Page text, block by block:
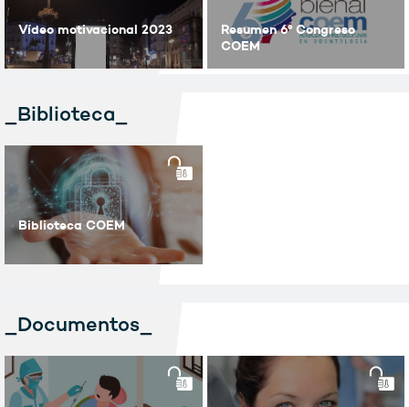
Vídeo motivacional 2023
Resumen 6º Congreso
COEM
_Biblioteca_
Biblioteca COEM
_Documentos_